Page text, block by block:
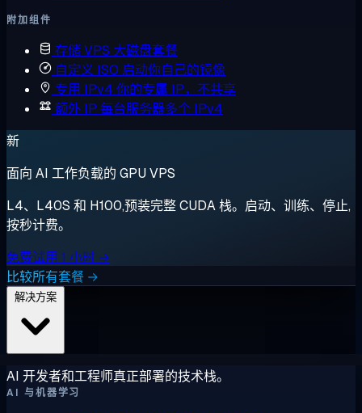
附加组件
存储 VPS 大磁盘套餐
自定义 ISO 启动你自己的镜像
专用 IPv4 你的专属 IP，不共享
额外 IP 每台服务器多个 IPv4
新
面向 AI 工作负载的 GPU VPS
L4、L40S 和 H100,预装完整 CUDA 栈。启动、训练、停止,
按秒计费。
免费试用 1 小时 →
比较所有套餐 →
AI 开发者和工程师真正部署的技术栈。
AI 与机器学习